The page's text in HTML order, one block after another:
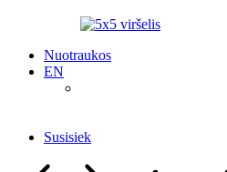
Nuotraukos
EN
Susisiek